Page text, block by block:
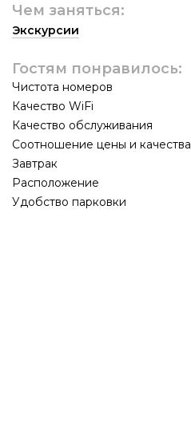
Чем заняться:
Экскурсии
Гостям понравилось:
Чистота номеров
Качество WiFi
Качество обслуживания
Соотношение цены и качества
Завтрак
Расположение
Удобство парковки